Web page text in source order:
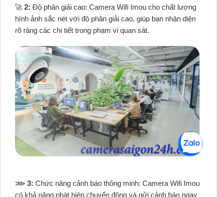
🚀 2: Độ phân giải cao: Camera Wifi Imou cho chất lượng
hình ảnh sắc nét với độ phân giải cao, giúp bạn nhận diện
rõ ràng các chi tiết trong phạm vi quan sát.
⋙ 3: Chức năng cảnh báo thông minh: Camera Wifi Imou
có khả năng phát hiện chuyển động và gửi cảnh báo ngay